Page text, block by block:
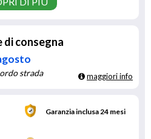
di consegna
strada maggiori info
Garanzia inclusa 24 mesi